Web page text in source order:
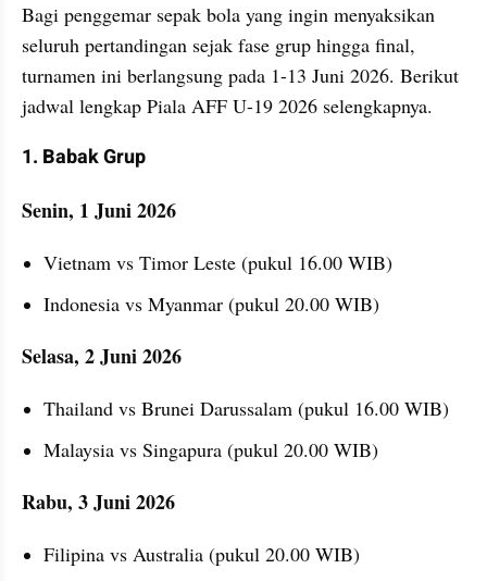
Bagi penggemar sepak bola yang ingin menyaksikan
seluruh pertandingan sejak fase grup hingga final,
turnamen ini berlangsung pada 1-13 Juni 2026. Berikut
jadwal lengkap Piala AFF U-19 2026 selengkapnya.
1. Babak Grup
Senin, 1 Juni 2026
Vietnam vs Timor Leste (pukul 16.00 WIB)
Indonesia vs Myanmar (pukul 20.00 WIB)
Selasa, 2 Juni 2026
Thailand vs Brunei Darussalam (pukul 16.00 WIB)
Malaysia vs Singapura (pukul 20.00 WIB)
Rabu, 3 Juni 2026
Filipina vs Australia (pukul 20.00 WIB)